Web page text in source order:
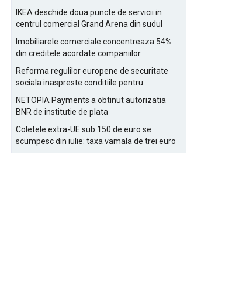
IKEA deschide doua puncte de servicii in
centrul comercial Grand Arena din sudul
Imobiliarele comerciale concentreaza 54%
din creditele acordate companiilor
Reforma regulilor europene de securitate
sociala inaspreste conditiile pentru
NETOPIA Payments a obtinut autorizatia
BNR de institutie de plata
Coletele extra-UE sub 150 de euro se
scumpesc din iulie: taxa vamala de trei euro
pe articol, adaugata la taxa logistica